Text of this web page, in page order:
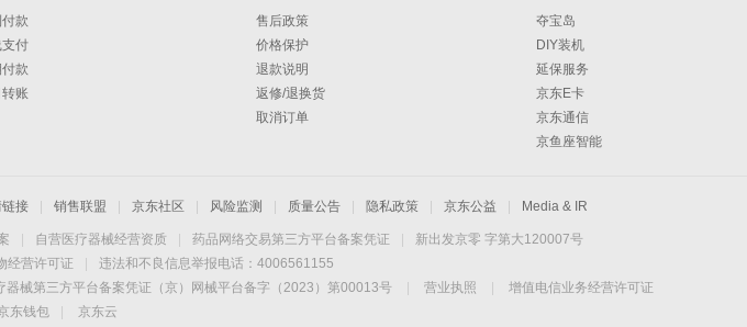
款
付
款
账
售后政策
价格保护
退款说明
返修/退换货
取消订单
夺宝岛
DIY装机
延保服务
京东E卡
京东通信
京鱼座智能
接 销售联盟 京东社区 风险监测 质量公告 隐私政策 京东公益 Media & IR
自营医疗器械经营资质 药品网络交易第三方平台备案凭证
新出发京零 字第大120007号
经营许可证
违法和不良信息举报电话：4006561155
器械第三方平台备案凭证（京）网械平台备字（2023）第00013号 营业执照
增值电信业务经营许可证
东钱包
京东云